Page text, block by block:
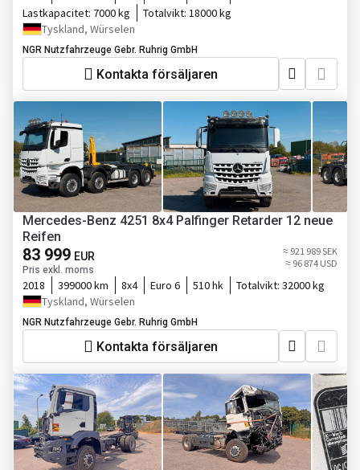
Lastkapacitet: 7000 kg Totalvikt: 18000 kg
Tyskland, Würselen
NGR Nutzfahrzeuge Gebr. Ruhrig GmbH
Kontakta försäljaren
Mercedes-Benz 4251 8x4 Palfinger Retarder 12 neue
Reifen
83 999 EUR
Pris exkl. moms
≈ 921 989 SEK
≈ 96 874 USD
2018 399000 km 8x4 Euro 6 510 hk Totalvikt: 32000 kg
Tyskland, Würselen
NGR Nutzfahrzeuge Gebr. Ruhrig GmbH
Kontakta försäljaren